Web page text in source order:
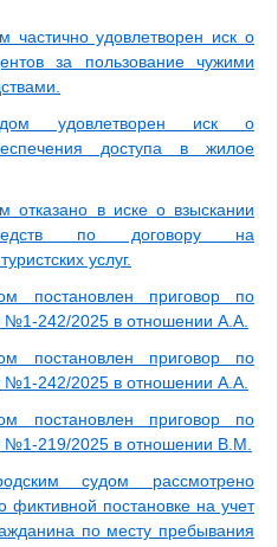
частично удовлетворен иск о
за пользование чужими
удовлетворен иск о
доступа в жилое
отказано в иске о взыскании
по договору на
услуг.
постановлен приговор по
№1-242/2025 в отношении А.А.
постановлен приговор по
№1-242/2025 в отношении А.А.
постановлен приговор по
№1-219/2025 в отношении В.М.
судом рассмотрено
фиктивной постановке на учет
по месту пребывания